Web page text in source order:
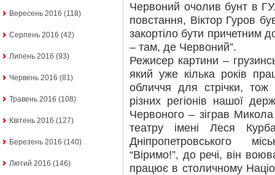
Вересень 2016 (118)
Серпень 2016 (42)
Липень 2016 (93)
Червень 2016 (81)
Травень 2016 (108)
Квітень 2016 (127)
Березень 2016 (140)
Лютий 2016 (146)
Червоний очолив бунт в
повстання, Віктор Гуров
закортіло бути причетним
– там, де Червоний”.
Режисер картини –
який уже кілька років
обличчя для стрічки, тож
різних регіонів нашої
Червоного – зіграв
театру імені Леся
Дніпропетровського
“Віримо!”, до речі, він
працює в столичному